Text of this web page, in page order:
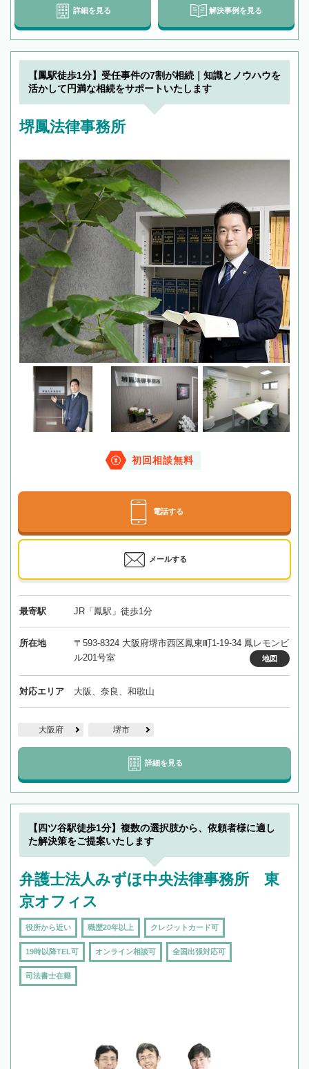
詳細を見る 解決事例を見る
【鳳駅徒歩1分】受任事件の7割が相続｜知識とノウハウを
活かして円満な相続をサポートいたします
堺鳳法律事務所
初回相談無料
電話する
メールする
最寄駅 JR「鳳駅」徒歩1分
所在地
〒593-8324 大阪府堺市西区鳳東町1-19-34 鳳レモンビ
ル201号室
地図
対応エリア 大阪、奈良、和歌山
大阪府 堺市
詳細を見る
【四ツ谷駅徒歩1分】複数の選択肢から、依頼者様に適し
た解決策をご提案いたします
弁護士法人みずほ中央法律事務所 東
京オフィス
役所から近い 職歴20年以上 クレジットカード可
19時以降TEL可 オンライン相談可 全国出張対応可
司法書士在籍